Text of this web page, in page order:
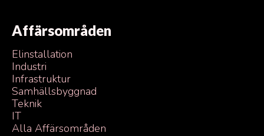
Affärsområden
Elinstallation
Industri
Infrastruktur
Samhällsbyggnad
Teknik
IT
Alla Affärsområden